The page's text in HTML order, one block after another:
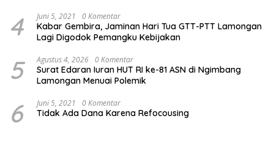
4 Juni 5, 2021 0 Komentar
Kabar Gembira, Jaminan Hari Tua GTT-PTT Lamongan
Lagi Digodok Pemangku Kebijakan
5 Agustus 4, 2026 0 Komentar
Surat Edaran Iuran HUT RI ke-81 ASN di Ngimbang
Lamongan Menuai Polemik
6 Juni 5, 2021 0 Komentar
Tidak Ada Dana Karena Refocousing